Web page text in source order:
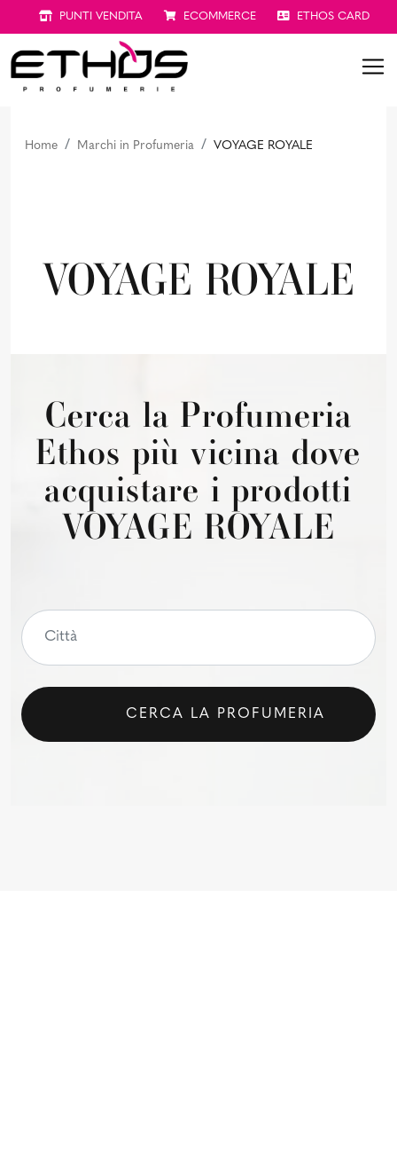
PUNTI VENDITA ECOMMERCE ETHOS CARD
Home Marchi in Profumeria VOYAGE ROYALE
VOYAGE ROYALE
Cerca la Profumeria
Ethos più vicina dove
acquistare i prodotti
VOYAGE ROYALE
CERCA LA PROFUMERIA